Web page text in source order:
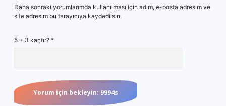
Daha sonraki yorumlarımda kullanılması için adım, e-posta adresim ve
site adresim bu tarayıcıya kaydedilsin.
5 + 3 kaçtır? *